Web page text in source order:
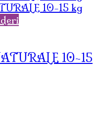
10-15